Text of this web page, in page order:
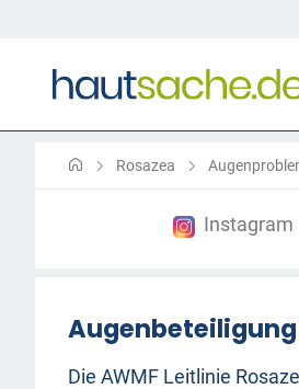
Rosazea
Instagram
Die AWMF Leitlinie